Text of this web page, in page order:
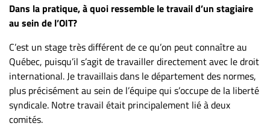
Dans la pratique, à quoi ressemble le travail d’un stagiaire
au sein de l’OIT?
C’est un stage très différent de ce qu’on peut connaître au
Québec, puisqu’il s’agit de travailler directement avec le droit
international. Je travaillais dans le département des normes,
plus précisément au sein de l’équipe qui s’occupe de la liberté
syndicale. Notre travail était principalement lié à deux
comités.